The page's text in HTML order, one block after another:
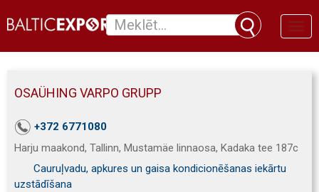
OSAÜHING VARPO GRUPP
+372 6771080
Harju maakond, Tallinn, Mustamäe linnaosa, Kadaka tee 187c
Cauruļvadu, apkures un gaisa kondicionēšanas iekārtu
uzstādīšana